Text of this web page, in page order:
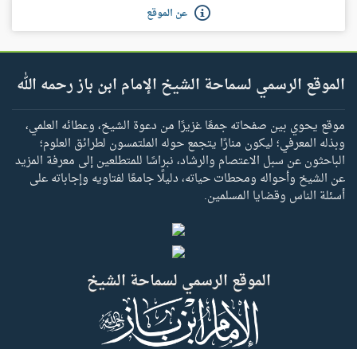
عن الموقع
الموقع الرسمي لسماحة الشيخ الإمام ابن باز رحمه الله
موقع يحوي بين صفحاته جمعًا غزيرًا من دعوة الشيخ، وعطائه العلمي،
وبذله المعرفي؛ ليكون منارًا يتجمع حوله الملتمسون لطرائق العلوم؛
الباحثون عن سبل الاعتصام والرشاد، نبراسًا للمتطلعين إلى معرفة المزيد
عن الشيخ وأحواله ومحطات حياته، دليلًا جامعًا لفتاويه وإجاباته على
أسئلة الناس وقضايا المسلمين.
الموقع الرسمي لسماحة الشيخ